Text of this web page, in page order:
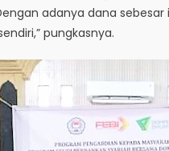
adanya dana
pungkasnya.